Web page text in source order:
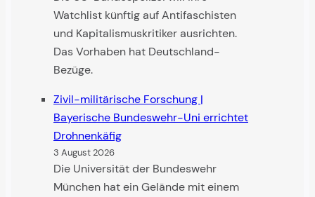
Watchlist künftig auf Antifaschisten
und Kapitalismuskritiker ausrichten.
Das Vorhaben hat Deutschland-
Bezüge.
Zivil-militärische Forschung |
Bayerische Bundes­wehr-Uni errichtet
Drohnenkäfig
3 August 2026
Die Universität der Bundes­wehr
München hat ein Gelände mit einem